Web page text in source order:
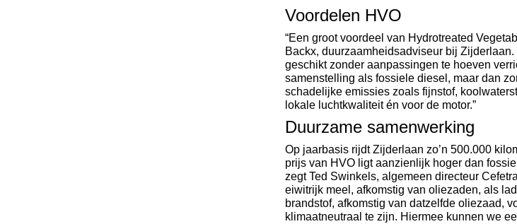
Voordelen HVO
“Een groot voordeel van Hydrotreated
Backx, duurzaamheidsadviseur bij
geschikt zonder aanpassingen te hoeven
samenstelling als fossiele diesel, maar dan
schadelijke emissies zoals fijnstof,
lokale luchtkwaliteit én voor de motor.”
Duurzame samenwerking
Op jaarbasis rijdt Zijderlaan zo’n 500.000
prijs van HVO ligt aanzienlijk hoger dan
zegt Ted Swinkels, algemeen directeur
eiwitrijk meel, afkomstig van oliezaden, als
brandstof, afkomstig van datzelfde oliezaad,
klimaatneutraal te zijn. Hiermee kunnen we